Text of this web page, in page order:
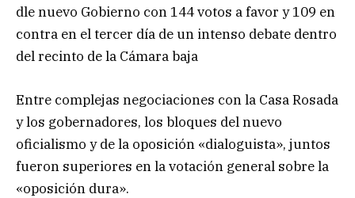
dle nuevo Gobierno con 144 votos a favor y 109 en
contra en el tercer día de un intenso debate dentro
del recinto de la Cámara baja
Entre complejas negociaciones con la Casa Rosada
y los gobernadores, los bloques del nuevo
oficialismo y de la oposición «dialoguista», juntos
fueron superiores en la votación general sobre la
«oposición dura».